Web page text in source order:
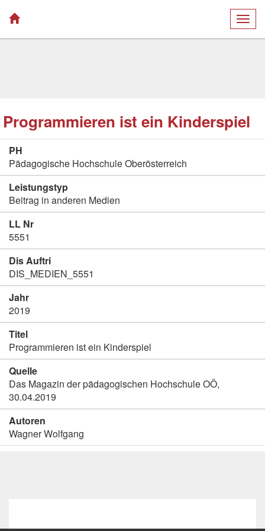
Programmieren ist ein Kinderspiel
PH
Pädagogische Hochschule Oberösterreich
Leistungstyp
Beitrag in anderen Medien
LL Nr
5551
Dis Auftri
DIS_MEDIEN_5551
Jahr
2019
Titel
Programmieren ist ein Kinderspiel
Quelle
Das Magazin der pädagogischen Hochschule OÖ,
30.04.2019
Autoren
Wagner Wolfgang